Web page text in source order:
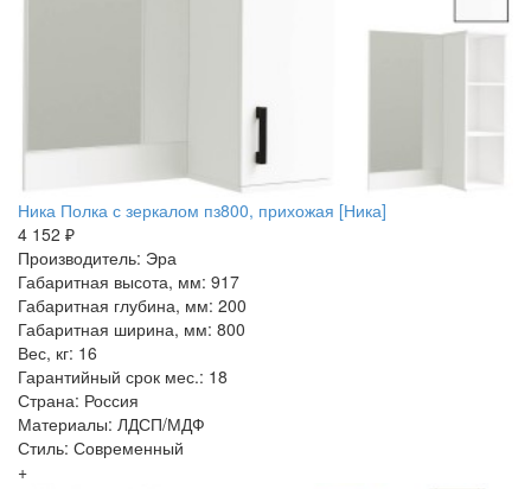
Ника Полка с зеркалом пз800, прихожая [Ника]
4 152 ₽
Производитель: Эра
Габаритная высота, мм: 917
Габаритная глубина, мм: 200
Габаритная ширина, мм: 800
Вес, кг: 16
Гарантийный срок мес.: 18
Страна: Россия
Материалы: ЛДСП/МДФ
Стиль: Современный
+